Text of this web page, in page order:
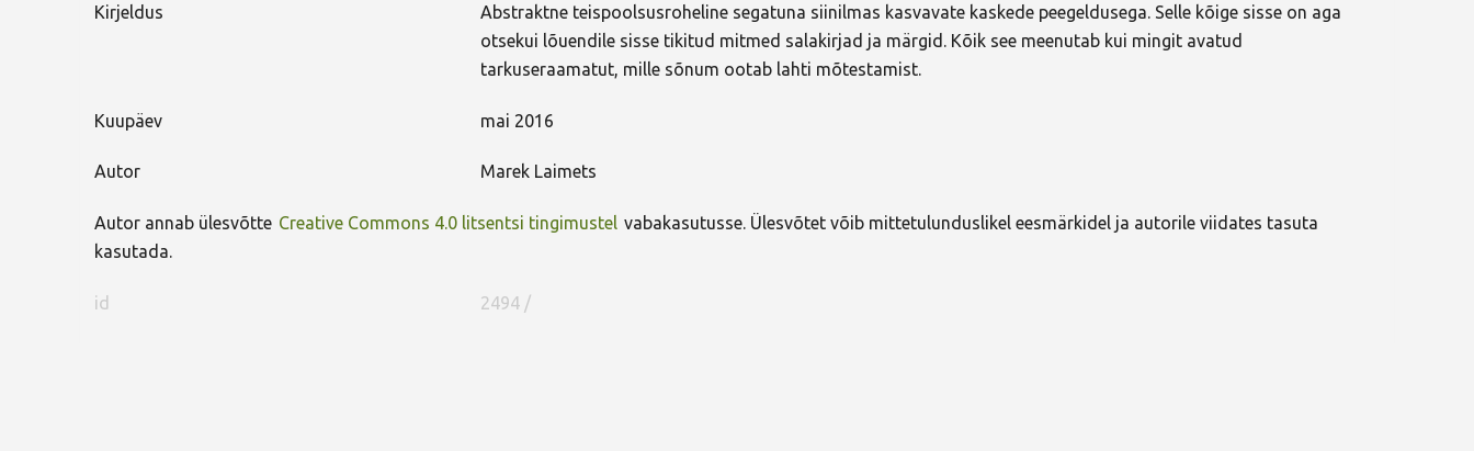
Kirjeldus
Abstraktne teispoolsusroheline segatuna siinilmas kasvavate kaskede peegeldusega. Selle kõige sisse on aga
otsekui lõuendile sisse tikitud mitmed salakirjad ja märgid. Kõik see meenutab kui mingit avatud
tarkuseraamatut, mille sõnum ootab lahti mõtestamist.
Kuupäev mai 2016
Autor Marek Laimets
Autor annab ülesvõtte Creative Commons 4.0 litsentsi tingimustel vabakasutusse. Ülesvõtet võib mittetulunduslikel eesmärkidel ja autorile viidates tasuta
kasutada.
id 2494 /